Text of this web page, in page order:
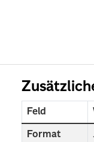
Feld
Format